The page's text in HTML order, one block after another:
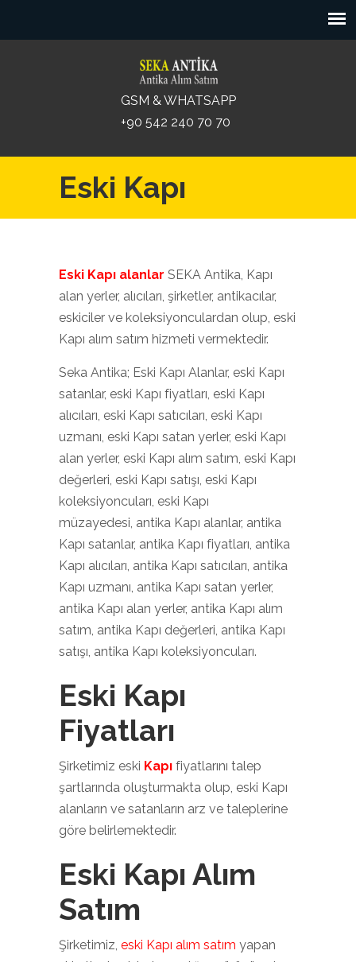
GSM & WHATSAPP
+90 542 240 70 70
Eski Kapı
Eski Kapı alanlar SEKA Antika, Kapı
alan yerler, alıcıları, şirketler, antikacılar,
eskiciler ve koleksiyonculardan olup, eski
Kapı alım satım hizmeti vermektedir.
Seka Antika; Eski Kapı Alanlar, eski Kapı
satanlar, eski Kapı fiyatları, eski Kapı
alıcıları, eski Kapı satıcıları, eski Kapı
uzmanı, eski Kapı satan yerler, eski Kapı
alan yerler, eski Kapı alım satım, eski Kapı
değerleri, eski Kapı satışı, eski Kapı
koleksiyoncuları, eski Kapı
müzayedesi, antika Kapı alanlar, antika
Kapı satanlar, antika Kapı fiyatları, antika
Kapı alıcıları, antika Kapı satıcıları, antika
Kapı uzmanı, antika Kapı satan yerler,
antika Kapı alan yerler, antika Kapı alım
satım, antika Kapı değerleri, antika Kapı
satışı, antika Kapı koleksiyoncuları.
Eski Kapı
Fiyatları
Şirketimiz eski Kapı fiyatlarını talep
şartlarında oluşturmakta olup, eski Kapı
alanların ve satanların arz ve taleplerine
göre belirlemektedir.
Eski Kapı Alım
Satım
Şirketimiz, eski Kapı alım satım yapan